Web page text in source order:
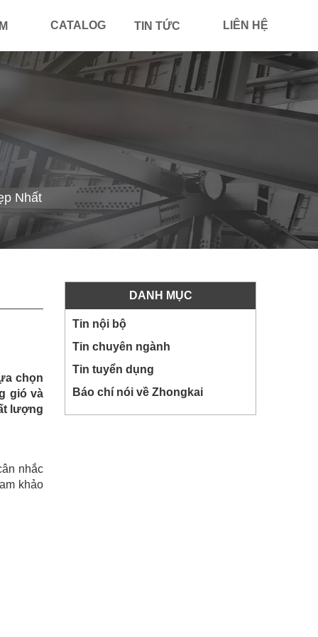
CATALOG TIN TỨC LIÊN HỆ
Nhất
chọn
gió và
lượng
nhắc
khảo
DANH MỤC
Tin nội bộ
Tin chuyên ngành
Tin tuyển dụng
Báo chí nói về Zhongkai